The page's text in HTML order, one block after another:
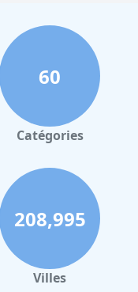
60
Catégories
208,995
Villes